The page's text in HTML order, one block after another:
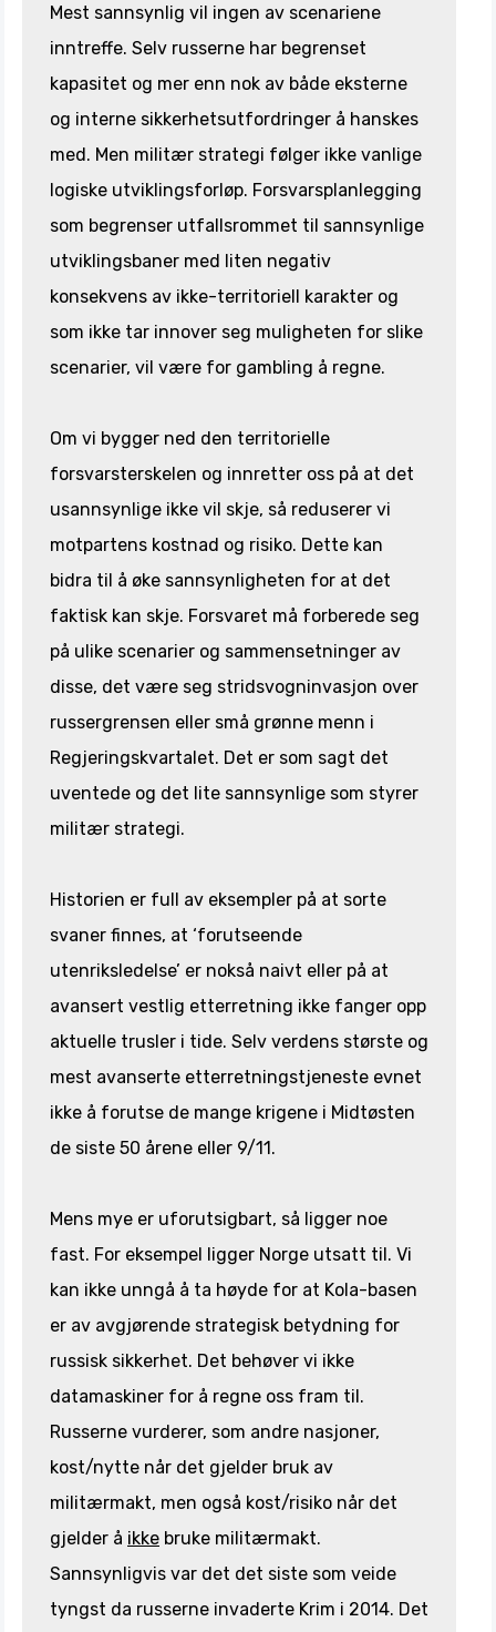
Mest sannsynlig vil ingen av scenariene
inntreffe. Selv russerne har begrenset
kapasitet og mer enn nok av både eksterne
og interne sikkerhetsutfordringer å hanskes
med. Men militær strategi følger ikke vanlige
logiske utviklingsforløp. Forsvarsplanlegging
som begrenser utfallsrommet til sannsynlige
utviklingsbaner med liten negativ
konsekvens av ikke-territoriell karakter og
som ikke tar innover seg muligheten for slike
scenarier, vil være for gambling å regne.
Om vi bygger ned den territorielle
forsvarsterskelen og innretter oss på at det
usannsynlige ikke vil skje, så reduserer vi
motpartens kostnad og risiko. Dette kan
bidra til å øke sannsynligheten for at det
faktisk kan skje. Forsvaret må forberede seg
på ulike scenarier og sammensetninger av
disse, det være seg stridsvogninvasjon over
russergrensen eller små grønne menn i
Regjeringskvartalet. Det er som sagt det
uventede og det lite sannsynlige som styrer
militær strategi.
Historien er full av eksempler på at sorte
svaner finnes, at ‘forutseende
utenriksledelse’ er nokså naivt eller på at
avansert vestlig etterretning ikke fanger opp
aktuelle trusler i tide. Selv verdens største og
mest avanserte etterretningstjeneste evnet
ikke å forutse de mange krigene i Midtøsten
de siste 50 årene eller 9/11.
Mens mye er uforutsigbart, så ligger noe
fast. For eksempel ligger Norge utsatt til. Vi
kan ikke unngå å ta høyde for at Kola-basen
er av avgjørende strategisk betydning for
russisk sikkerhet. Det behøver vi ikke
datamaskiner for å regne oss fram til.
Russerne vurderer, som andre nasjoner,
kost/nytte når det gjelder bruk av
militærmakt, men også kost/risiko når det
gjelder å ikke bruke militærmakt.
Sannsynligvis var det det siste som veide
tyngst da russerne invaderte Krim i 2014. Det